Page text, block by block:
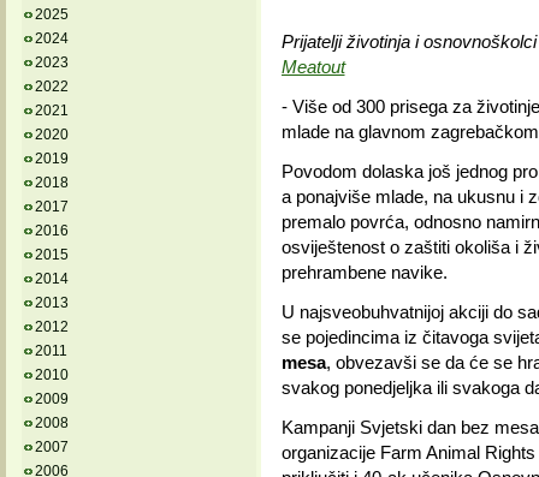
2025
2024
2023
2022
2021
2020
2019
2018
2017
2016
2015
2014
2013
2012
2011
2010
2009
2008
2007
2006
Prijatelji životinja i
Meatout
- Više od 300 prisega za
mlade na glavnom
Povodom dolaska još jednog
a ponajviše mlade, na ukusnu i
premalo povrća, odnosno
osviještenost o zaštiti okoliša i
prehrambene navike.
U najsveobuhvatnijoj akciji do
se pojedincima iz čitavoga
mesa, obvezavši se da će se
svakog ponedjeljka ili svakoga
Kampanji Svjetski dan bez
organizacije Farm Animal